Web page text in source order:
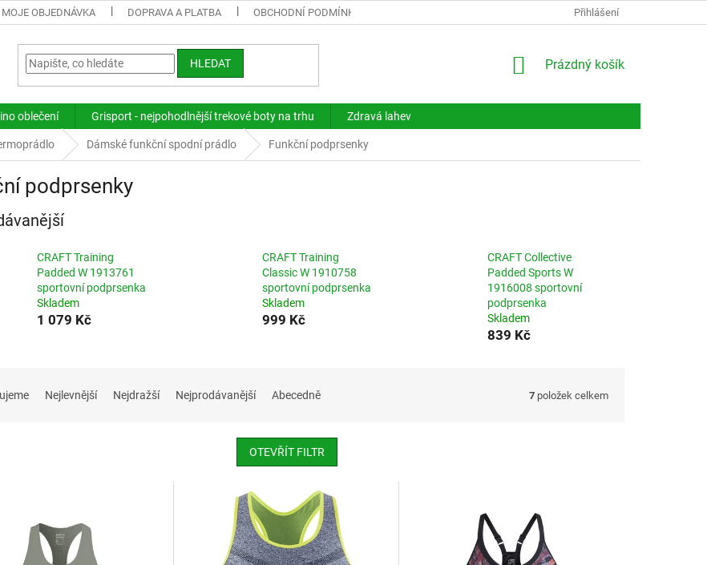
MOJE OBJEDNÁVKA DOPRAVA A PLATBA OBCHODNÍ PODMÍNKY KONTAKTY
Přihlášení
HLEDAT
NÁKUPNÍ
Prázdný košík
oblečení Grisport - nejpohodlnější trekové boty na trhu Zdravá lahev
Dámské funkční spodní prádlo Funkční podprsenky
podprsenky
CRAFT Training
Padded W 1913761
sportovní podprsenka
Skladem
1 079 Kč
CRAFT Training
Classic W 1910758
sportovní podprsenka
Skladem
999 Kč
CRAFT Collective
Padded Sports W
1916008 sportovní
podprsenka
Skladem
839 Kč
Nejlevnější Nejdražší Nejprodávanější Abecedně 7 položek celkem
OTEVŘÍT FILTR